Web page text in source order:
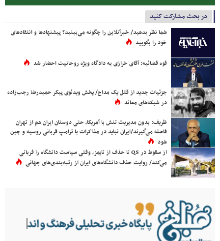
در بحث مشارکت کنید
شما نظر بدهید/ خبرآنلاین را چگونه می‌بینید؟ پیشنهادها و انتقادهای
خود را بگویید
قوه قضائیه: آقای خرازی به دادگاه ویژه روحانیت احضار شد
جزئیات جدید از قتل یک مداح/ پخش ویدئوی پیکر حمیدرضا رجب‌زاده
در شبکه‌های معاند
ظریف: بدون مدیریت تنش با آمریکا، حتی دوستان ایران هم از تهران
فاصله می‌گیرند/ایران نباید در مذاکرات با ترامپ قربانی روسیه و چین
شود
از سقوط در QS تا حذف از تایمز، وقتی سیاست دانشگاه را قربانی
می‌کند/ روایت حذف دانشگاه‌های ایران از رتبه‌بندی‌های جهانی